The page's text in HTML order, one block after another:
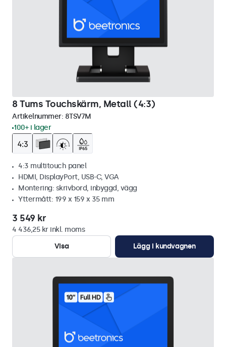
8 Tums Touchskärm, Metall (4:3)
Artikelnummer: 8TSV7M
100+ i lager
4:3 multitouch panel
HDMI, DisplayPort, USB-C, VGA
Montering: skrivbord, inbyggd, vägg
Yttermått: 199 x 159 x 35 mm
3 549 kr
4 436,25 kr inkl. moms
Visa
Lägg i kundvagnen